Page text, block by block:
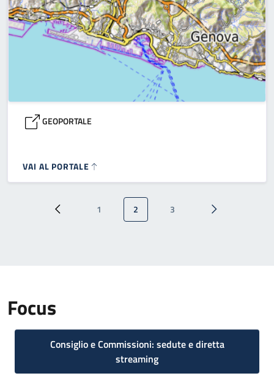
GEOPORTALE
VAI AL PORTALE
Paginazione
Pagina precedente
Pagina
1 Pagina attuale
2 Pagina
3 Pagina
Focus
Consiglio e Commissioni: sedute e diretta
streaming